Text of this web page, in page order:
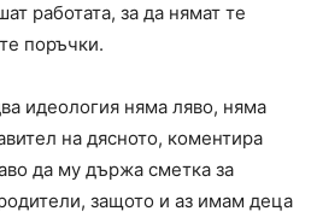
работата, за да нямат те
поръчки.
идеология няма ляво, няма
на дясното, коментира
да му държа сметка за
защото и аз имам деца